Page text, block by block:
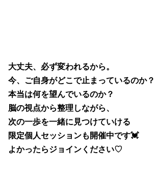
大丈夫、必ず変われるから。
今、ご自身がどこで止まっているのか？
本当は何を望んでいるのか？
脳の視点から整理しながら、
次の一歩を一緒に見つけていける
限定個人セッションも開催中です💓
よかったらジョインください♡